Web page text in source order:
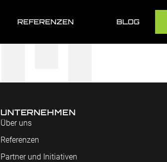
REFERENZEN BLOG
UNTERNEHMEN
Über uns
Referenzen
Partner und Initiativen